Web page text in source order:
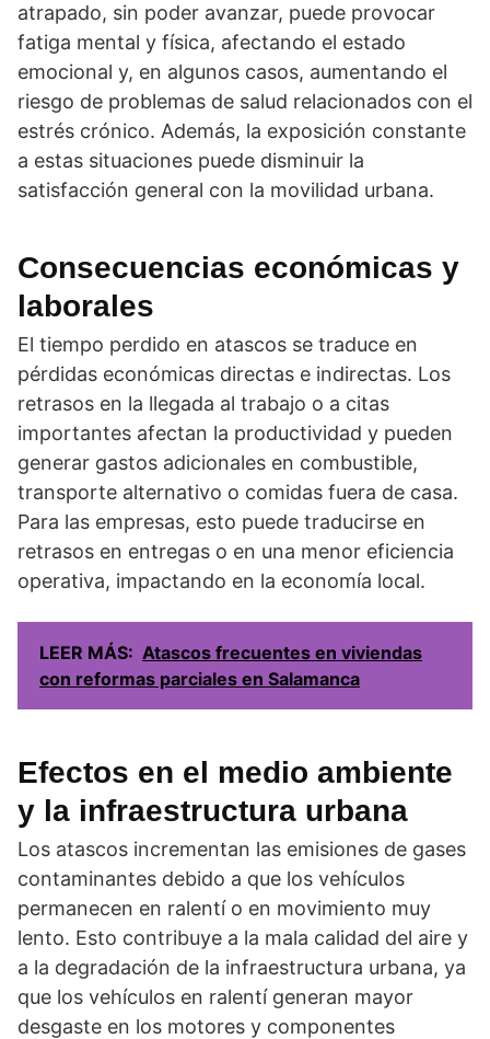
atrapado, sin poder avanzar, puede provocar
fatiga mental y física, afectando el estado
emocional y, en algunos casos, aumentando el
riesgo de problemas de salud relacionados con el
estrés crónico. Además, la exposición constante
a estas situaciones puede disminuir la
satisfacción general con la movilidad urbana.
Consecuencias económicas y
laborales
El tiempo perdido en atascos se traduce en
pérdidas económicas directas e indirectas. Los
retrasos en la llegada al trabajo o a citas
importantes afectan la productividad y pueden
generar gastos adicionales en combustible,
transporte alternativo o comidas fuera de casa.
Para las empresas, esto puede traducirse en
retrasos en entregas o en una menor eficiencia
operativa, impactando en la economía local.
LEER MÁS: Atascos frecuentes en viviendas
con reformas parciales en Salamanca
Efectos en el medio ambiente
y la infraestructura urbana
Los atascos incrementan las emisiones de gases
contaminantes debido a que los vehículos
permanecen en ralentí o en movimiento muy
lento. Esto contribuye a la mala calidad del aire y
a la degradación de la infraestructura urbana, ya
que los vehículos en ralentí generan mayor
desgaste en los motores y componentes